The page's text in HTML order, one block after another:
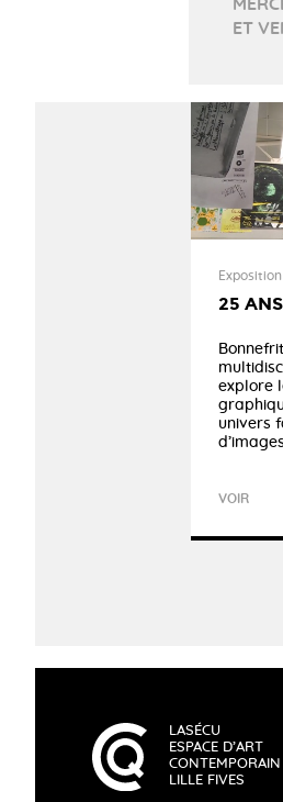
ET
Exposition
25
explore
univers
VOIR
LASÉCU
ESPACE D’ART
CONTEMPORAIN
LILLE FIVES